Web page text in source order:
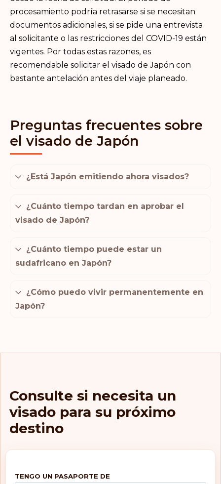
procesamiento podría retrasarse si se necesitan
documentos adicionales, si se pide una entrevista
al solicitante o las restricciones del COVID-19 están
vigentes. Por todas estas razones, es
recomendable solicitar el visado de Japón con
bastante antelación antes del viaje planeado.
Preguntas frecuentes sobre
el visado de Japón
¿Está Japón emitiendo ahora visados?
¿Cuánto tiempo tardan en aprobar el
visado de Japón?
¿Cuánto tiempo puede estar un
sudafricano en Japón?
¿Cómo puedo vivir permanentemente en
Japón?
Consulte si necesita un
visado para su próximo
destino
TENGO UN PASAPORTE DE